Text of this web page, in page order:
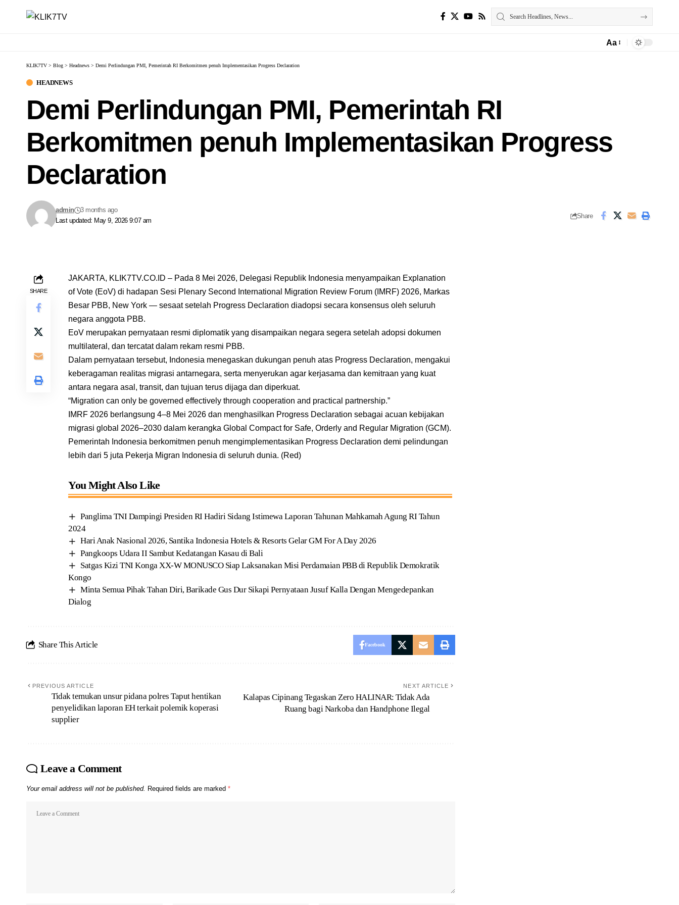
Aa
KLIK7TV > Blog > Headnews > Demi Perlindungan PMI, Pemerintah RI Berkomitmen penuh Implementasikan Progress Declaration
HEADNEWS
Demi Perlindungan PMI, Pemerintah RI
Berkomitmen penuh Implementasikan Progress
Declaration
Last updated: May 9, 2026 9:07 am
admin 3 months ago
Share
SHARE
JAKARTA, KLIK7TV.CO.ID – Pada 8 Mei 2026, Delegasi Republik Indonesia menyampaikan Explanation
of Vote (EoV) di hadapan Sesi Plenary Second International Migration Review Forum (IMRF) 2026, Markas
Besar PBB, New York — sesaat setelah Progress Declaration diadopsi secara konsensus oleh seluruh
negara anggota PBB.
EoV merupakan pernyataan resmi diplomatik yang disampaikan negara segera setelah adopsi dokumen
multilateral, dan tercatat dalam rekam resmi PBB.
Dalam pernyataan tersebut, Indonesia menegaskan dukungan penuh atas Progress Declaration, mengakui
keberagaman realitas migrasi antarnegara, serta menyerukan agar kerjasama dan kemitraan yang kuat
antara negara asal, transit, dan tujuan terus dijaga dan diperkuat.
“Migration can only be governed effectively through cooperation and practical partnership.”
IMRF 2026 berlangsung 4–8 Mei 2026 dan menghasilkan Progress Declaration sebagai acuan kebijakan
migrasi global 2026–2030 dalam kerangka Global Compact for Safe, Orderly and Regular Migration (GCM).
Pemerintah Indonesia berkomitmen penuh mengimplementasikan Progress Declaration demi pelindungan
lebih dari 5 juta Pekerja Migran Indonesia di seluruh dunia. (Red)
You Might Also Like
Panglima TNI Dampingi Presiden RI Hadiri Sidang Istimewa Laporan Tahunan Mahkamah Agung RI Tahun
2024
Hari Anak Nasional 2026, Santika Indonesia Hotels & Resorts Gelar GM For A Day 2026
Pangkoops Udara II Sambut Kedatangan Kasau di Bali
Satgas Kizi TNI Konga XX-W MONUSCO Siap Laksanakan Misi Perdamaian PBB di Republik Demokratik
Kongo
Minta Semua Pihak Tahan Diri, Barikade Gus Dur Sikapi Pernyataan Jusuf Kalla Dengan Mengedepankan
Dialog
Share This Article Facebook
PREVIOUS ARTICLE
Tidak temukan unsur pidana polres Taput hentikan
penyelidikan laporan EH terkait polemik koperasi
supplier
NEXT ARTICLE
Kalapas Cipinang Tegaskan Zero HALINAR: Tidak Ada
Ruang bagi Narkoba dan Handphone Ilegal
Leave a Comment
Your email address will not be published. Required fields are marked *